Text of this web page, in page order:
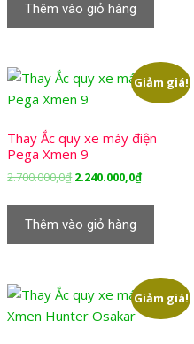
2.700.000,0₫.
Thêm vào giỏ hàng
Giảm giá!
Thay Ắc quy xe máy điện
Pega Xmen 9
2.700.000,0₫ Giá
2.700.000,0₫.
2.240.000,0₫Giá
Thêm vào giỏ hàng
Giảm giá!